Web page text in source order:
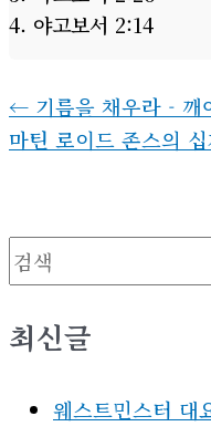
2017.10.18.
헬라어 단어,올게 ,
←기름을 채우라 - 깨
마틴 로이드 존스의